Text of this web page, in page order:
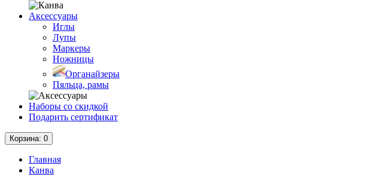
Аксессуары
Иглы
Лупы
Маркеры
Ножницы
Органайзеры
Пяльца, рамы
Наборы со скидкой
Подарить сертификат
Корзина: 0
Главная
Канва